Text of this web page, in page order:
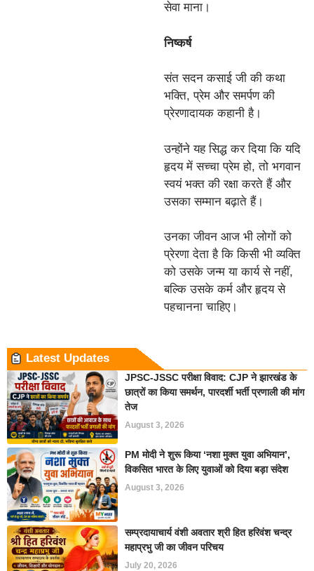
सेवा माना।
निष्कर्ष
संत सदन कसाई जी की कथा
भक्ति, प्रेम और समर्पण की
प्रेरणादायक कहानी है।
उन्होंने यह सिद्ध कर दिया कि यदि
हृदय में सच्चा प्रेम हो, तो भगवान
स्वयं भक्त की रक्षा करते हैं और
उसका सम्मान बढ़ाते हैं।
उनका जीवन आज भी लोगों को
प्रेरणा देता है कि किसी भी व्यक्ति
को उसके जन्म या कार्य से नहीं,
बल्कि उसके कर्म और हृदय से
पहचानना चाहिए।
Latest Updates
JPSC-JSSC परीक्षा विवाद: CJP ने झारखंड के
छात्रों का किया समर्थन, पारदर्शी भर्ती प्रणाली की मांग
तेज
August 3, 2026
PM मोदी ने शुरू किया ‘नशा मुक्त युवा अभियान’,
विकसित भारत के लिए युवाओं को दिया बड़ा संदेश
August 3, 2026
सम्प्रदायाचार्य वंशी अवतार श्री हित हरिवंश चन्द्र
महाप्रभु जी का जीवन परिचय
July 20, 2026